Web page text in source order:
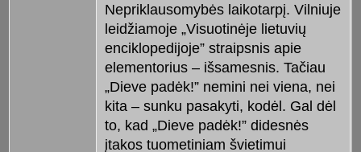
Nepriklausomybės laikotarpį. Vilniuje
leidžiamoje „Visuotinėje lietuvių
enciklopedijoje” straipsnis apie
elementorius – išsamesnis. Tačiau
„Dieve padėk!” nemini nei viena, nei
kita – sunku pasakyti, kodėl. Gal dėl
to, kad „Dieve padėk!” didesnės
įtakos tuometiniam švietimui